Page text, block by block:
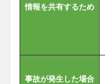
情報を共有するため
事故が発生した場合